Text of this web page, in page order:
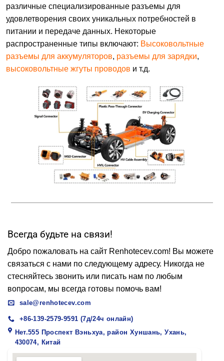
различные специализированные разъемы для
удовлетворения своих уникальных потребностей в
питании и передаче данных. Некоторые
распространенные типы включают: Высоковольтные
разъемы для аккумуляторов, разъемы для зарядки,
высоковольтные жгуты проводов и т.д.
Всегда будьте на связи!
Добро пожаловать на сайт Renhotecev.com! Вы можете
связаться с нами по следующему адресу. Никогда не
стесняйтесь звонить или писать нам по любым
вопросам, мы всегда готовы помочь вам!
sale@renhotecev.com
+86-139-2579-9591 (7д/24ч онлайн)
Нет.555 Проспект Вэньхуа, район Хуншань, Ухань,
430074, Китай